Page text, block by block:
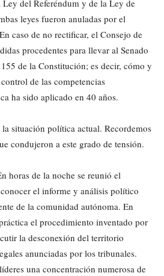
del Referéndum y de la Ley de
leyes fueron anuladas por el
caso de no rectificar, el Consejo de
procedentes para llevar al Senado
de la Constitución; es decir, cómo y
de las competencias
ha sido aplicado en 40 años.
la situación política actual. Recordemos
condujeron a este grado de tensión.
horas de la noche se reunió el
el informe y análisis político
de la comunidad autónoma. En
el procedimiento inventado por
la desconexión del territorio
anunciadas por los tribunales.
una concentración numerosa de